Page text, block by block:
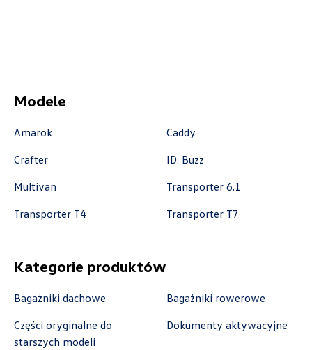
ul. Krakowska 33, Wieliczka
czescivw@autoluzar.pl
Auto-Gazda
ul. Warszawska 360, Bielsko-Biała
+48 338 223 010
marcin.fujawa@vw.auto-gazda.pl
Modele
Amarok
Caddy
Crafter
ID. Buzz
Multivan
Transporter 6.1
Transporter T4
Transporter T7
Kategorie produktów
Bagażniki dachowe
Bagażniki rowerowe
Części oryginalne do
starszych modeli
Dokumenty aktywacyjne